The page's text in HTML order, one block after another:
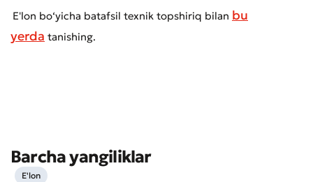
Xizmat sifatini baholang
E'lon bo‘yicha batafsil texnik topshiriq bilan bu
yerda tanishing.
Barcha yangiliklar
E'lon